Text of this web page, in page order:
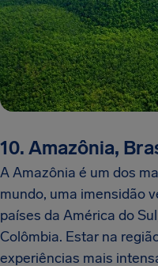
10. Amazônia,
A Amazônia é um dos
mundo, uma imensidão
países da América do
Colômbia. Estar na
experiências mais